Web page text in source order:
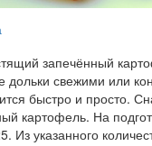
запечённый
дольки свежими или
быстро и просто.
картофель. На
Из указанного